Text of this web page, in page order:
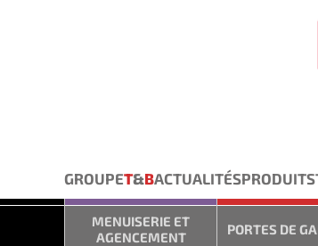
GROUPET&BACTUALITÉSPRODUITS
MENUISERIE ET
AGENCEMENT
PORTES DE